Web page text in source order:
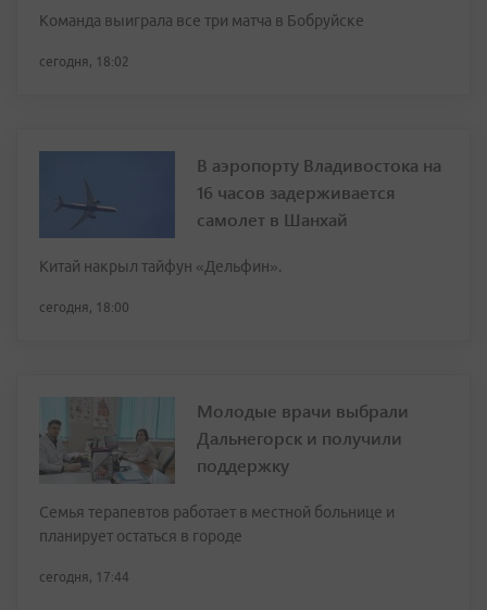
Команда выиграла все три матча в Бобруйске
сегодня, 18:02
В аэропорту Владивостока на
16 часов задерживается
самолет в Шанхай
Китай накрыл тайфун «Дельфин».
сегодня, 18:00
Молодые врачи выбрали
Дальнегорск и получили
поддержку
Семья терапевтов работает в местной больнице и
планирует остаться в городе
сегодня, 17:44